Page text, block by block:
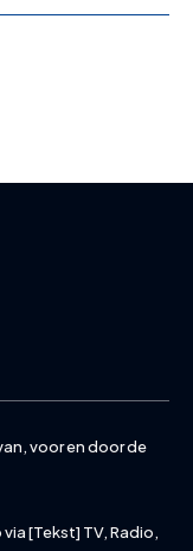
voor en door de
[Tekst] TV, Radio,